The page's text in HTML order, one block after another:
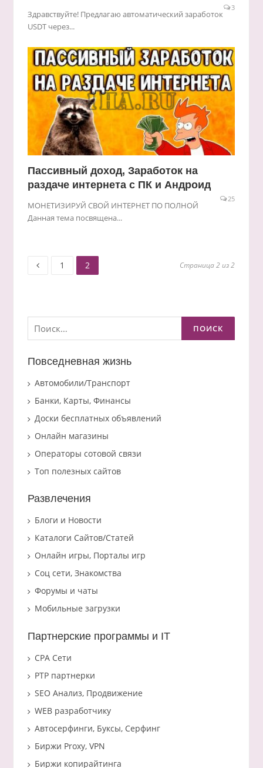
3
Здравствуйте! Предлагаю автоматический заработок
USDT через...
Пассивный доход, Заработок на
раздаче интернета с ПК и Андроид
25
МОНЕТИЗИРУЙ СВОЙ ИНТЕРНЕТ ПО ПОЛНОЙ
Данная тема посвящена...
Пагинация
Старница
1 Старница
2 Страница 2 из 2
Найти:
Повседневная жизнь
Автомобили/Транспорт
Банки, Карты, Финансы
Доски бесплатных объявлений
Онлайн магазины
Операторы сотовой связи
Топ полезных сайтов
Развлечения
Блоги и Новости
Каталоги Сайтов/Статей
Онлайн игры, Порталы игр
Соц сети, Знакомства
Форумы и чаты
Мобильные загрузки
Партнерские программы и IT
CPA Сети
PTP партнерки
SEO Анализ, Продвижение
WEB разработчику
Автосерфинги, Буксы, Серфинг
Биржи Proxy, VPN
Биржи копирайтинга